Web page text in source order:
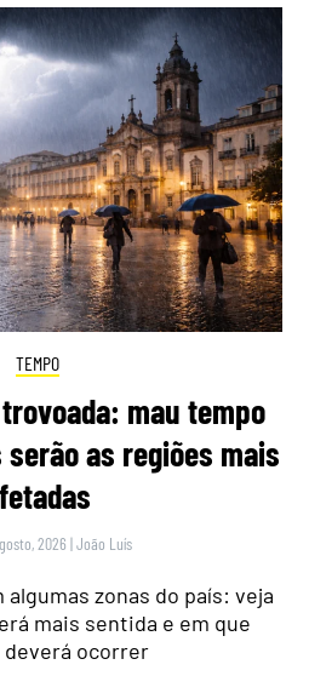
TEMPO
mau tempo
as regiões mais
2026 |João Luís
zonas do país: veja
mais sentida e em que
deverá ocorrer